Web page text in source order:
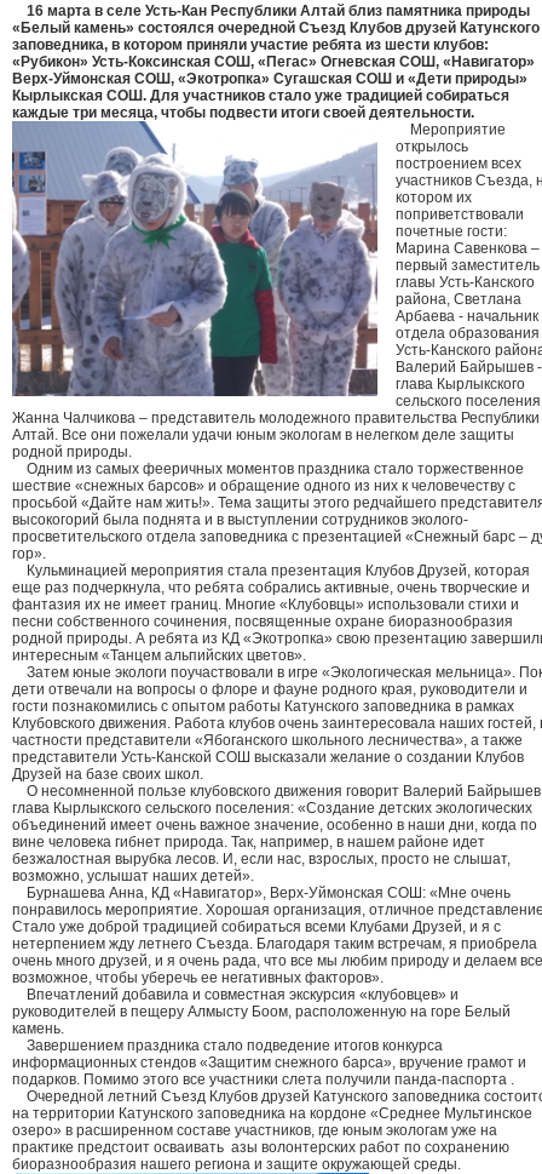
16 марта в селе Усть-Кан Республики Алтай близ памятника природы
«Белый камень» состоялся очередной Съезд Клубов друзей Катунского
заповедника, в котором приняли участие ребята из шести клубов:
«Рубикон» Усть-Коксинская СОШ, «Пегас» Огневская СОШ, «Навигатор»
Верх-Уймонская СОШ, «Экотропка» Сугашская СОШ и «Дети природы»
Кырлыкская СОШ. Для участников стало уже традицией собираться
каждые три месяца, чтобы подвести итоги своей деятельности.
Мероприятие
открылось
построением всех
участников Съезда,
котором их
поприветствовали
почетные гости:
Марина Савенкова –
первый заместитель
главы Усть-Канского
района, Светлана
Арбаева - начальник
отдела образования
Усть-Канского
Валерий Байрышев -
глава Кырлыкского
сельского
Жанна Чалчикова – представитель молодежного правительства Республики
Алтай. Все они пожелали удачи юным экологам в нелегком деле защиты
родной природы.
Одним из самых фееричных моментов праздника стало торжественное
шествие «снежных барсов» и обращение одного из них к человечеству с
просьбой «Дайте нам жить!». Тема защиты этого редчайшего
высокогорий была поднята и в выступлении сотрудников эколого-
просветительского отдела заповедника с презентацией «Снежный барс –
гор».
Кульминацией мероприятия стала презентация Клубов Друзей, которая
еще раз подчеркнула, что ребята собрались активные, очень творческие и
фантазия их не имеет границ. Многие «Клубовцы» использовали стихи и
песни собственного сочинения, посвященные охране биоразнообразия
родной природы. А ребята из КД «Экотропка» свою презентацию
интересным «Танцем альпийских цветов».
Затем юные экологи поучаствовали в игре «Экологическая мельница».
дети отвечали на вопросы о флоре и фауне родного края, руководители и
гости познакомились с опытом работы Катунского заповедника в рамках
Клубовского движения. Работа клубов очень заинтересовала наших гостей,
частности представители «Ябоганского школьного лесничества», а также
представители Усть-Канской СОШ высказали желание о создании Клубов
Друзей на базе своих школ.
О несомненной пользе клубовского движения говорит Валерий
глава Кырлыкского сельского поселения: «Создание детских экологических
объединений имеет очень важное значение, особенно в наши дни, когда по
вине человека гибнет природа. Так, например, в нашем районе идет
безжалостная вырубка лесов. И, если нас, взрослых, просто не слышат,
возможно, услышат наших детей».
Бурнашева Анна, КД «Навигатор», Верх-Уймонская СОШ: «Мне очень
понравилось мероприятие. Хорошая организация, отличное
Стало уже доброй традицией собираться всеми Клубами Друзей, и я с
нетерпением жду летнего Съезда. Благодаря таким встречам, я приобрела
очень много друзей, и я очень рада, что все мы любим природу и делаем все
возможное, чтобы уберечь ее негативных факторов».
Впечатлений добавила и совместная экскурсия «клубовцев» и
руководителей в пещеру Алмысту Боом, расположенную на горе Белый
камень.
Завершением праздника стало подведение итогов конкурса
информационных стендов «Защитим снежного барса», вручение грамот и
подарков. Помимо этого все участники слета получили панда-паспорта .
Очередной летний Съезд Клубов друзей Катунского заповедника
на территории Катунского заповедника на кордоне «Среднее Мультинское
озеро» в расширенном составе участников, где юным экологам уже на
практике предстоит осваивать азы волонтерских работ по сохранению
биоразнообразия нашего региона и защите окружающей среды.